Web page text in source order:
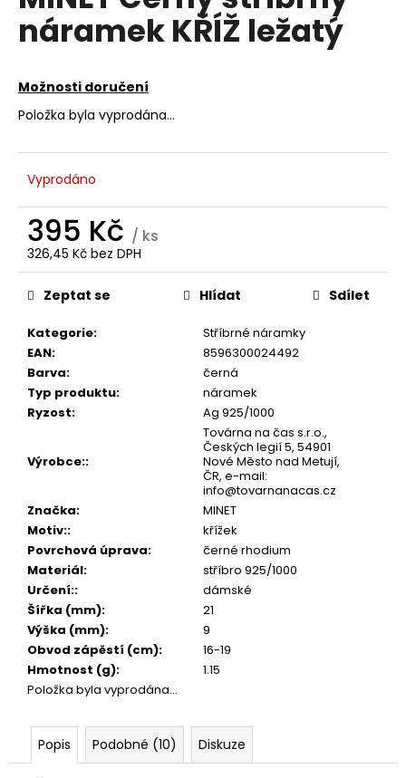
náramek KŘÍŽ ležatý
Možnosti doručení
Položka byla vyprodána…
Vyprodáno
395 Kč / ks
326,45 Kč bez DPH
Měrná
cena:
Kategorie:
Stříbrné náramky
EAN:
8596300024492
Barva:
černá
Typ produktu:
náramek
Ryzost: Ag 925/1000
Výrobce::
Továrna na čas s.r.o.,
Českých legií 5, 54901
Nové Město nad Metují,
ČR, e-mail:
info@tovarnanacas.cz
Značka:
MINET
Motiv::
křížek
Povrchová úprava:
černé rhodium
Materiál:
stříbro 925/1000
Určení::
dámské
Šířka (mm):
21
Výška (mm):
9
Obvod zápěstí (cm):
16-19
Hmotnost (g):
1.15
Položka byla vyprodána…
Zeptat se Hlídat Sdílet
Popis Podobné (10) Diskuze
a
j
t
?
HLEDAT
D
p
o
u
č
e
e